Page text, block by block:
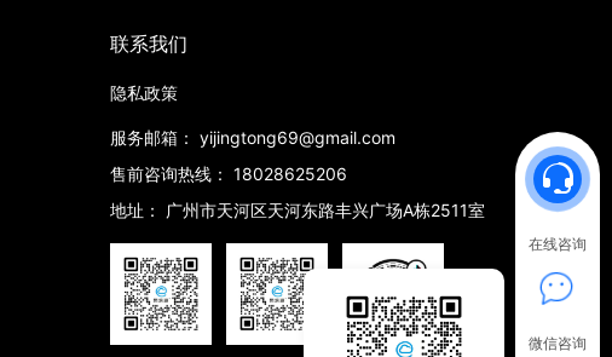
在线咨询
微信咨询
联系我们
隐私政策
服务邮箱： yijingtong69@gmail.com
售前咨询热线： 18028625206
地址：
广州市天河区天河东路丰兴广场A栋2511室